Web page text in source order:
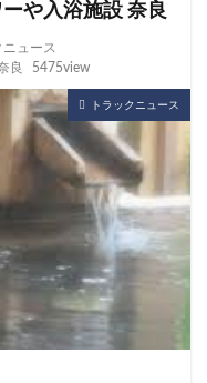
や入浴施設 奈良
ニュース
良 5475view
トラックニュース